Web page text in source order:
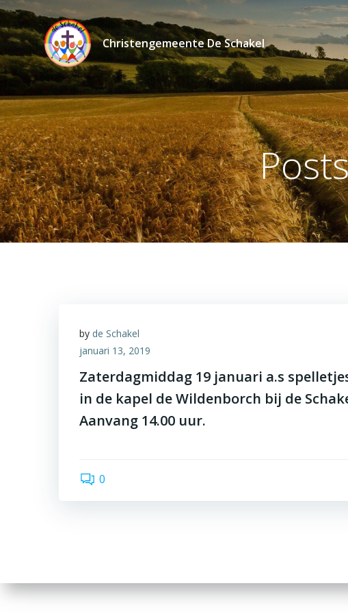
Ga
naar
de
inhoud
Christengemeente De Schakel
by de Schakel
januari 13, 2019
Zaterdagmiddag 19 januari a.s
in de kapel de Wildenborch bij de
Aanvang 14.00 uur.
0